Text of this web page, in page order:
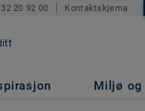
20 92 00 Kontaktskjema
Miljø og
0637